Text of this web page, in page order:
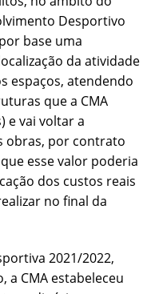
Desportivo
base uma
da atividade
espaços, atendendo
que a CMA
e vai voltar a
obras, por contrato
esse valor poderia
dos custos reais
no final da
2021/2022,
a CMA estabeleceu